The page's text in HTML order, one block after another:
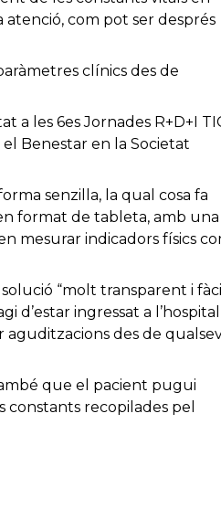
com pot ser després
clínics des de
a les 6es Jornades R+D+I
Benestar en la Societat
senzilla, la qual cosa fa
format de tableta, amb una
mesurar indicadors físics
“molt transparent i fàcil
d’estar ingressat a
des de
que el pacient pugui
recopilades pel